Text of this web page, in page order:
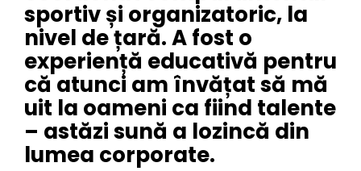
sportiv și organizatoric, la
nivel de țară. A fost o
experiență educativă pentru
că atunci am învățat să mă
uit la oameni ca fiind talente
– astăzi sună a lozincă din
lumea corporate.